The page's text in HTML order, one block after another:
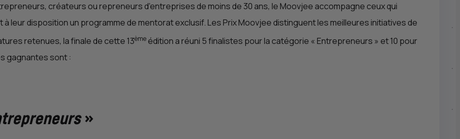
créateurs ou repreneurs d’entreprises de moins de 30 ans, le Moovjee accompagne ceux qui
disposition un programme de mentorat exclusif. Les Prix Moovjee distinguent les meilleures initiatives de
retenues, la finale de cette 13ème édition a réuni 5 finalistes pour la catégorie « Entrepreneurs » et 10 pour
gagnantes sont :
»